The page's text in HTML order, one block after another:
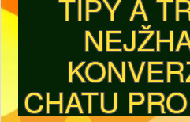
TIPY A
CHATU